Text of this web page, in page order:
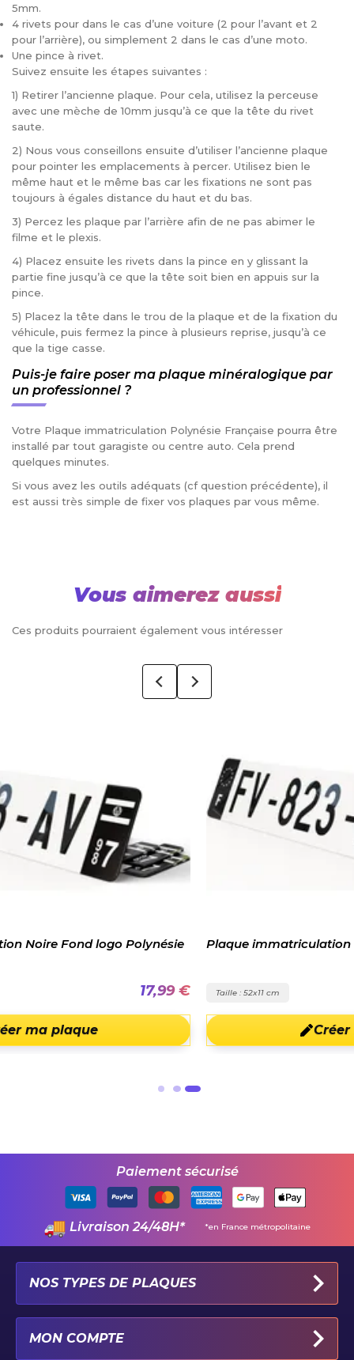
5mm.
4 rivets pour dans le cas d’une voiture (2 pour l’avant et 2
pour l’arrière), ou simplement 2 dans le cas d’une moto.
Une pince à rivet.
Suivez ensuite les étapes suivantes :
1) Retirer l’ancienne plaque. Pour cela, utilisez la perceuse
avec une mèche de 10mm jusqu’à ce que la tête du rivet
saute.
2) Nous vous conseillons ensuite d’utiliser l’ancienne plaque
pour pointer les emplacements à percer. Utilisez bien le
même haut et le même bas car les fixations ne sont pas
toujours à égales distance du haut et du bas.
3) Percez les plaque par l’arrière afin de ne pas abimer le
filme et le plexis.
4) Placez ensuite les rivets dans la pince en y glissant la
partie fine jusqu’à ce que la tête soit bien en appuis sur la
pince.
5) Placez la tête dans le trou de la plaque et de la fixation du
véhicule, puis fermez la pince à plusieurs reprise, jusqu’à ce
que la tige casse.
Puis-je faire poser ma plaque minéralogique par
un professionnel ?
Votre Plaque immatriculation Polynésie Française pourra être
installé par tout garagiste ou centre auto. Cela prend
quelques minutes.
Si vous avez les outils adéquats (cf question précédente), il
est aussi très simple de fixer vos plaques par vous même.
Vous aimerez aussi
Ces produits pourraient également vous intéresser
Plaque immatriculation Noire Polynésie Française
Créer ma plaque
Paiement sécurisé
Livraison 24/48H* *en France métropolitaine
NOS TYPES DE PLAQUES
MON COMPTE